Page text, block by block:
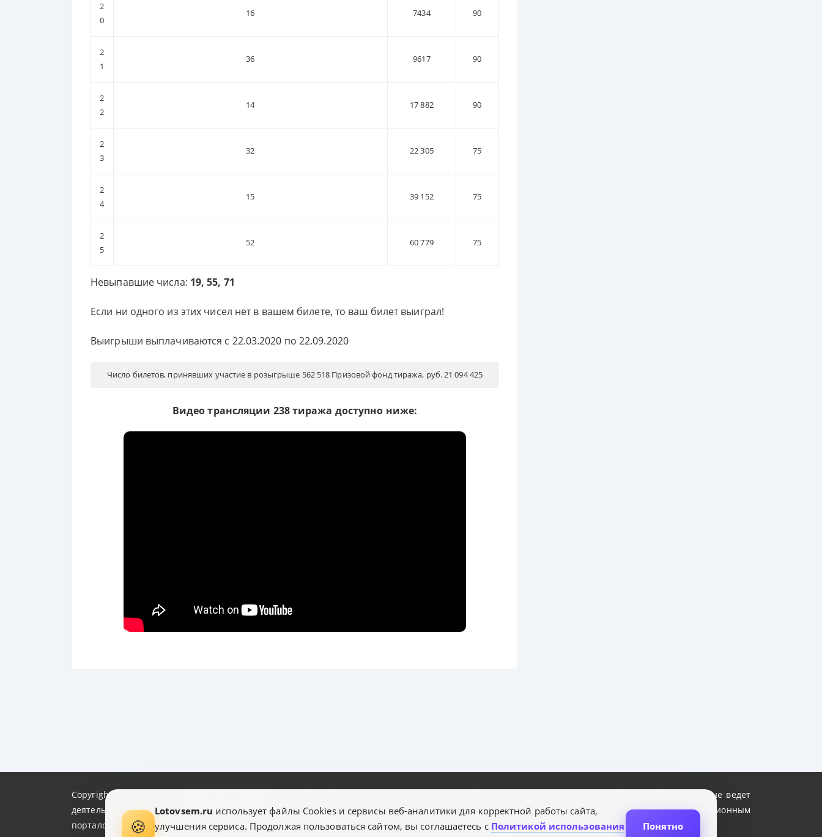
2
0
16 7434 90
2
1
36 9617 90
2
2
14 17 882 90
2
3
32 22 305 75
2
4
15 39 152 75
2
5
52 60 779 75
Невыпавшие числа: 19, 55, 71
Если ни одного из этих чисел нет в вашем билете, то ваш билет выиграл!
Выигрыши выплачиваются с 22.03.2020 по 22.09.2020
Число билетов, принявших участие в розыгрыше 562 518 Призовой фонд тиража, руб. 21 094 425
Видео трансляции 238 тиража доступно ниже:
Copyright © 2019 - 2026
- проверка билетов (Русского лото, жилищной лотереи и многих других). Веб-портал lotovsem.ru не ведет
деятельности по проведению, распространению и продвижению лотерей. Ресурс «ЛотоВсем» является исключительно независимым информационным
порталом и предоставляет пользователям информацию,собранную из открытых источников.
🍪
Lotovsem.ru использует файлы Cookies и сервисы веб-аналитики для корректной работы сайта,
улучшения сервиса. Продолжая пользоваться сайтом, вы соглашаетесь с Политикой использования
Понятно